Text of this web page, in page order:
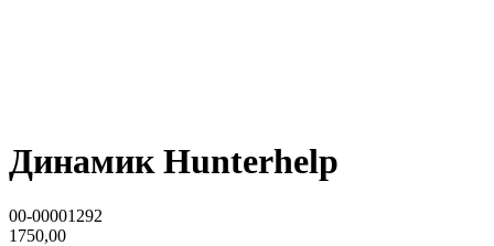
Динамик Hunterhelp
00-00001292
1750,00